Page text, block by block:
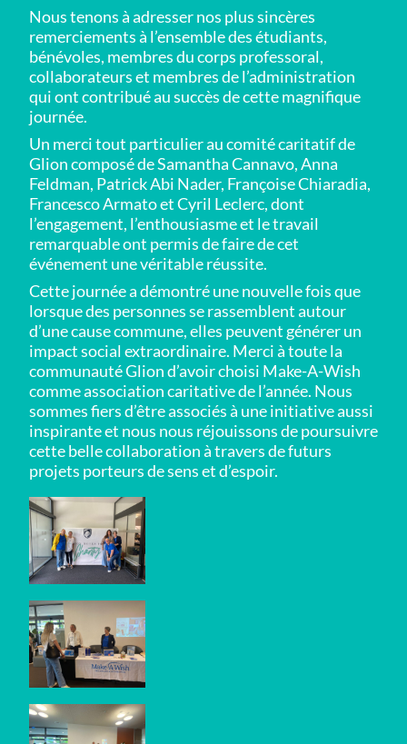
Nous tenons à adresser nos plus sincères
remerciements à l’ensemble des étudiants,
bénévoles, membres du corps professoral,
collaborateurs et membres de l’administration
qui ont contribué au succès de cette magnifique
journée.
Un merci tout particulier au comité caritatif de
Glion composé de Samantha Cannavo, Anna
Feldman, Patrick Abi Nader, Françoise Chiaradia,
Francesco Armato et Cyril Leclerc, dont
l’engagement, l’enthousiasme et le travail
remarquable ont permis de faire de cet
événement une véritable réussite.
Cette journée a démontré une nouvelle fois que
lorsque des personnes se rassemblent autour
d’une cause commune, elles peuvent générer un
impact social extraordinaire. Merci à toute la
communauté Glion d’avoir choisi Make-A-Wish
comme association caritative de l’année. Nous
sommes fiers d’être associés à une initiative aussi
inspirante et nous nous réjouissons de poursuivre
cette belle collaboration à travers de futurs
projets porteurs de sens et d’espoir.